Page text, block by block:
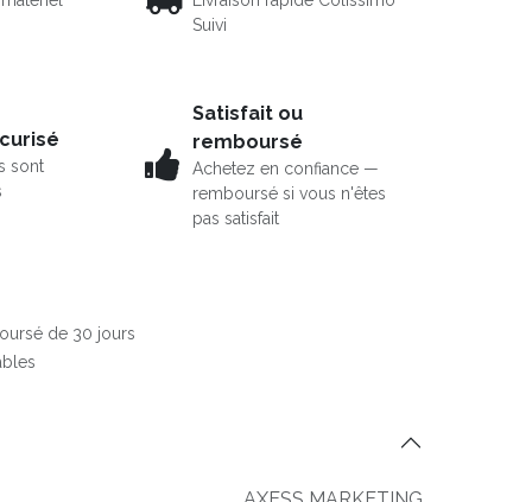
Suivi
sont
Satisfait ou
remboursé
Achetez en confiance —
remboursé si vous n'êtes
pas satisfait
de 30 jours